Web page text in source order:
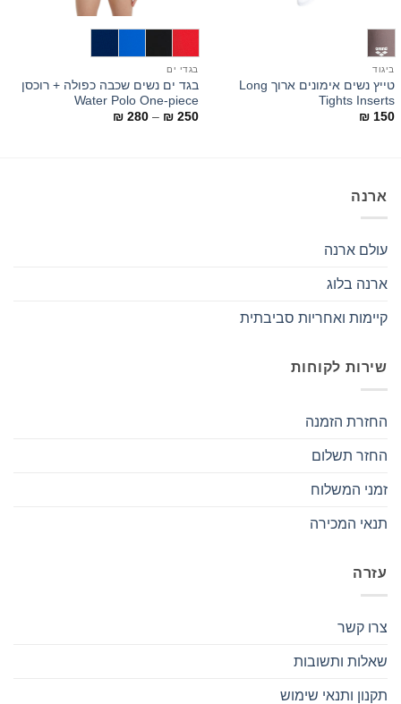
ביגוד
טייץ נשים אימונים ארוך Long
Tights Inserts
₪ 150
בגדי ים
בגד ים נשים שכבה כפולה + רוכסן
Water Polo One-piece
₪ 250
–
₪ 280
ארנה
עולם ארנה
ארנה בלוג
קיימות ואחריות סביבתית
שירות לקוחות
החזרת הזמנה
החזר תשלום
זמני המשלוח
תנאי המכירה
עזרה
צרו קשר
שאלות ותשובות
תקנון ותנאי שימוש